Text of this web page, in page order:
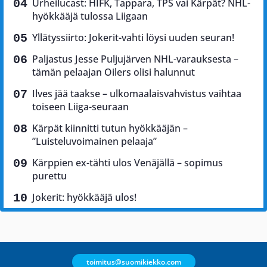
Urheilucast: HIFK, Tappara, TPS vai Kärpät? NHL-
hyökkääjä tulossa Liigaan
Yllätyssiirto: Jokerit-vahti löysi uuden seuran!
Paljastus Jesse Puljujärven NHL-varauksesta –
tämän pelaajan Oilers olisi halunnut
Ilves jää taakse – ulkomaalaisvahvistus vaihtaa
toiseen Liiga-seuraan
Kärpät kiinnitti tutun hyökkääjän –
”Luisteluvoimainen pelaaja”
Kärppien ex-tähti ulos Venäjällä – sopimus
purettu
Jokerit: hyökkääjä ulos!
toimitus@suomikiekko.com